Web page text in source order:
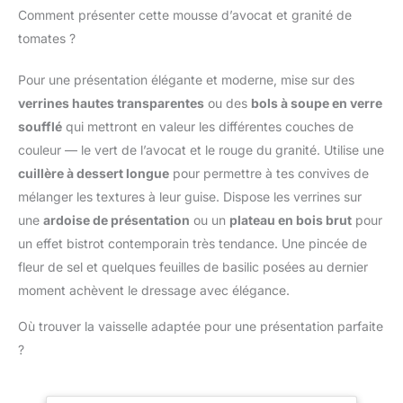
lavable au lave-vaisselle.
De plus, notre filtre Tamis
ne vous grattera pas les
mains, même à la main. Il
suffit de rincer le filtre à
pour un nettoyage
complet Fonctions
Puissantes: Notre
Passoire Inox est un filtre
indispensable pour la
maison et les voyages.
Avec un diamètre de
12cm, il vous permet de
l'excès d'huile des
se deformer sous la
polyvalent il est ideal
pour preparer du lait de
soja onctueux du yaourt
maison ou du jus frais
Ce filtre a cafe et etamine
alimentaire repond a vos
preparation de boissons
lisses La passoire
plastique est equipee d
une poignee
qui isole la chaleur et
evite les brulures lors de
la manipulation de
main confortable et
Comment présenter cette mousse d’avocat et granité de
tomates ?
Pour une présentation élégante et moderne, mise sur des
verrines hautes transparentes ou des bols à soupe en verre
soufflé qui mettront en valeur les différentes couches de
couleur — le vert de l’avocat et le rouge du granité. Utilise une
cuillère à dessert longue pour permettre à tes convives de
mélanger les textures à leur guise. Dispose les verrines sur
une ardoise de présentation ou un plateau en bois brut pour
un effet bistrot contemporain très tendance. Une pincée de
fleur de sel et quelques feuilles de basilic posées au dernier
moment achèvent le dressage avec élégance.
Où trouver la vaisselle adaptée pour une présentation parfaite
?